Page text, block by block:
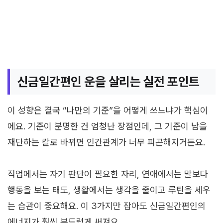
신금일간편인 운을 살리는 실전 포인트
이 성향은 결국 “나만의 기준”을 어떻게 쓰느냐가 핵심이
에요. 기준이 분명한 건 엄청난 장점인데, 그 기준이 남을
재단하는 칼로 바뀌면 인간관계가 너무 피곤해지거든요.
직업에서는 자기 판단이 필요한 자리, 연애에서는 말보다
행동을 보는 태도, 생활에서는 생각을 줄이고 루틴을 세우
는 습관이 중요해요. 이 3가지만 잡아도 신금일간편인의